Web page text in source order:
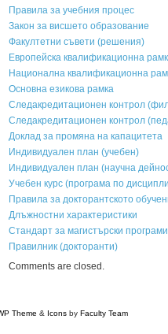
рамка
на обучението по…)
в ERIH
Правила за учебния процес
Закон за висшето образование
Факултетни съвети (решения)
Европейска квалификационна
Национална квалификационна
Основна езикова рамка
Следакредитационен контрол
Следакредитационен контрол
Доклад за промяна на капацитета
Индивидуален план (учебен)
Индивидуален план (научна
Учебен курс (програма по
Правила за докторантското
Длъжностни характеристики
Стандарт за магистърски програми
Правилник (докторанти)
Comments are closed.
Theme & Icons by Faculty Team